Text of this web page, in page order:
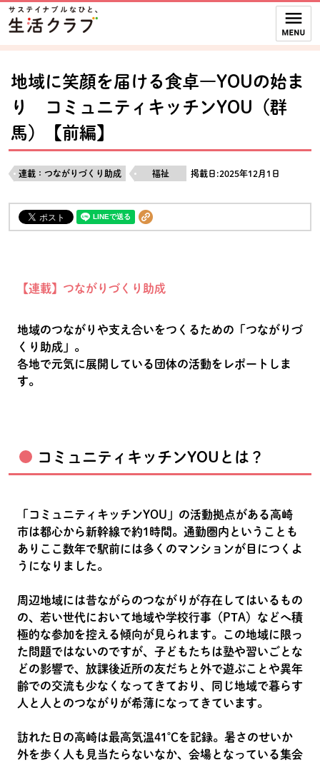
ページの先頭です。
本文へジャンプする。
ここからサイト内共通メニューです。
サイト内共通メニューをスキップする
サイト内共通メニューここまで。
地域に笑顔を届ける食卓―YOUの始ま
り コミュニティキッチンYOU（群
馬）【前編】
連載：つながりづくり助成 福祉 掲載日:2025年12月1日
【連載】つながりづくり助成
地域のつながりや支え合いをつくるための「つながりづ
くり助成」。
各地で元気に展開している団体の活動をレポートしま
す。
コミュニティキッチンYOUとは？
「コミュニティキッチンYOU」の活動拠点がある高崎
市は都心から新幹線で約1時間。通勤圏内ということも
ありここ数年で駅前には多くのマンションが目につくよ
うになりました。
周辺地域には昔ながらのつながりが存在してはいるもの
の、若い世代において地域や学校行事（PTA）などへ積
極的な参加を控える傾向が見られます。この地域に限っ
た問題ではないのですが、子どもたちは塾や習いごとな
どの影響で、放課後近所の友だちと外で遊ぶことや異年
齢での交流も少なくなってきており、同じ地域で暮らす
人と人とのつながりが希薄になってきています。
訪れた日の高崎は最高気温41℃を記録。暑さのせいか
外を歩く人も見当たらないなか、会場となっている集会